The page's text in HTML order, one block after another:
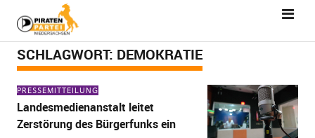
SCHLAGWORT: DEMOKRATIE
PRESSEMITTEILUNG
Landesmedienanstalt leitet
Zerstörung des Bürgerfunks ein